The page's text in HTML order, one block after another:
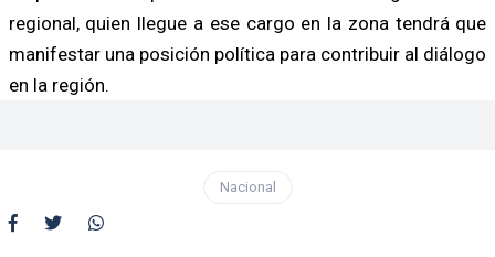
regional, quien llegue a ese cargo en la zona tendrá que
manifestar una posición política para contribuir al diálogo
en la región.
Nacional